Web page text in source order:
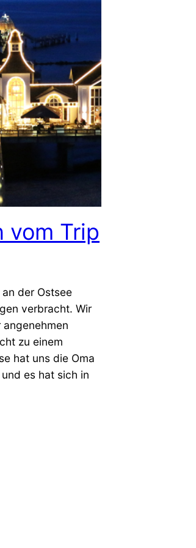
vom Trip
der Ostsee
verbracht. Wir
angenehmen
zu einem
hat uns die Oma
es hat sich in